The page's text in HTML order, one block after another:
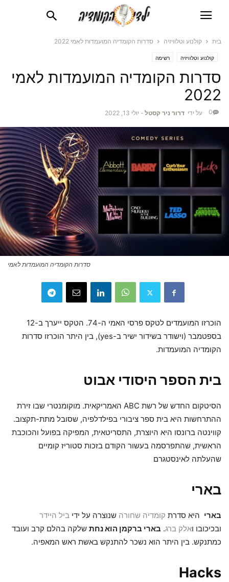
בית קולנוע וטלוויזיה סדרות הקומדיה המועמדות לאמי 2022
קולנוע וטלוויזיה רשימה
סדרות הקומדיה המועמדות לאמי
2022
על ידי דרור ניר קסטל - יולי 13, 2022 0
סדרות הקומדיה המועמדות לאמי
הוכרזו המועמדים לטקס פרסי האמי ה-74. הטקס ייערך ב-12
בספטמבר (וישודר בשידור ישיר ב-yes), בין היתר הוכרזו סדרות
הקומדיה המועמדות.
בית הספר היסודי אבוט
הסיטקום החדש של רשת ABC האמריקאית. מוקומנטרי שבו זירת
ההתרחשות היא בית ספר ציבורי בפילדלפיה, שסובל מתת-תקצוב.
קווינטה ברונסו היא היוצרת, התסריטאית, המפיקה בפועל והכוכבת
הראשית, שהתפרסמה בעשור הקודם בזכות סטוריז קומיים
שהעלתה לאינסטגרם
בארי
בארי היא סדרת קומדיה שחורה שנוצרה על ידי ביל היידר
ובכיכובו ואלק ברג. בארי ברקמן הוא נחת שלקה בהלם קרב ועובד
כמתנקש. בין היתר הוא נשכר להתנקש באשת ראש המאפיה.
Hacks